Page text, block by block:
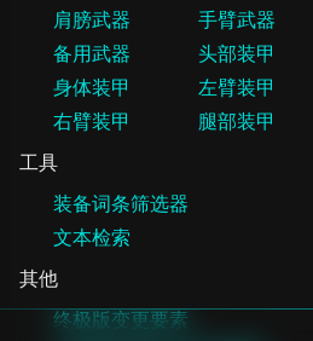
肩膀武器
手臂武器
备用武器
头部装甲
身体装甲
左臂装甲
右臂装甲
腿部装甲
工具
装备词条筛选器
文本检索
其他
终极版变更要素